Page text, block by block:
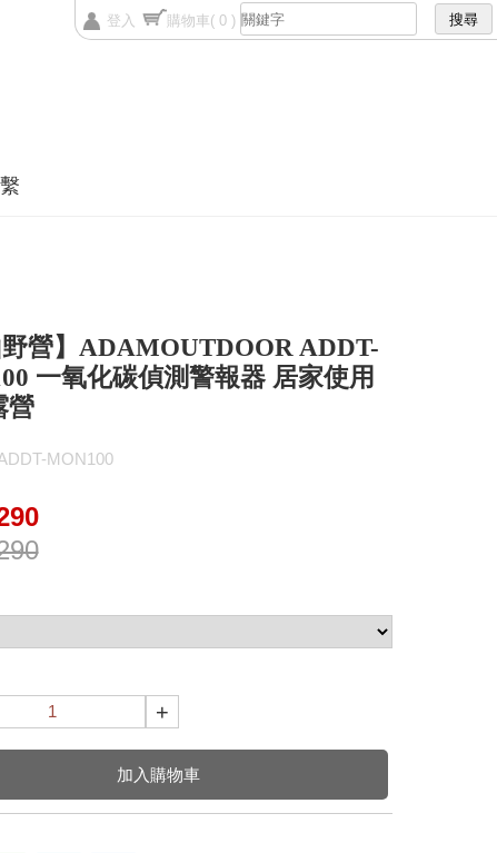
登入 購物車( 0 )
野營】ADAMOUTDOOR ADDT-
一氧化碳偵測警報器 居家使用
營
MON100
+
加入購物車